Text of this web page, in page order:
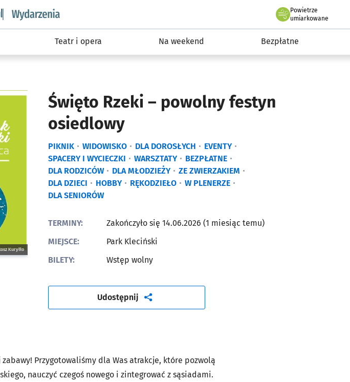
wroclaw.pl podserwis: Wydarzenia
Powietrze
we Wrocławiu
umiarkowane
Teatr i opera Na weekend Bezpłatne
Święto Rzeki – powolny festyn
osiedlowy
PIKNIK WIDOWISKO DLA DOROSŁYCH
EVENTY
SPACERY I WYCIECZKI
WARSZTATY
BEZPŁATNE
DLA RODZICÓW
DLA MŁODZIEŻY
ZE ZWIERZAKIEM
DLA DZIECI
HOBBY RĘKODZIEŁO
W PLENERZE
DLA SENIORÓW
Kuryłło
TERMINY:
Zakończyło się 14.06.2026 (1 miesiąc temu)
MIEJSCE:
Park Kleciński
BILETY:
Wstęp wolny
Udostępnijartykuł
Przygotowaliśmy dla Was atrakcje, które pozwolą
nauczyć czegoś nowego i zintegrować z sąsiadami.